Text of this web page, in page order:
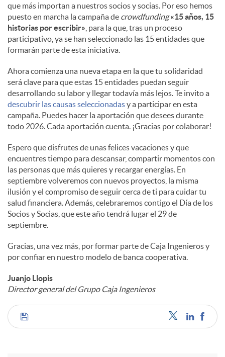
que más importan a nuestros socios y socias. Por eso hemos
puesto en marcha la campaña de crowdfunding «15 años, 15
historias por escribir» , para la que, tras un proceso
participativo, ya se han seleccionado las 15 entidades que
formarán parte de esta iniciativa.
Ahora comienza una nueva etapa en la que tu solidaridad
será clave para que estas 15 entidades puedan seguir
desarrollando su labor y llegar todavía más lejos. Te invito a
descubrir las causas seleccionadasy a participar en esta
campaña. Puedes hacer la aportación que desees durante
todo 2026. Cada aportación cuenta. ¡Gracias por colaborar!
Espero que disfrutes de unas felices vacaciones y que
encuentres tiempo para descansar, compartir momentos con
las personas que más quieres y recargar energías. En
septiembre volveremos con nuevos proyectos, la misma
ilusión y el compromiso de seguir cerca de ti para cuidar tu
salud financiera. Además, celebraremos contigo el Día de los
Socios y Socias, que este año tendrá lugar el 29 de
septiembre.
Gracias, una vez más, por formar parte de Caja Ingenieros y
por confiar en nuestro modelo de banca cooperativa.
Juanjo Llopis
Director general del Grupo Caja Ingenieros
C